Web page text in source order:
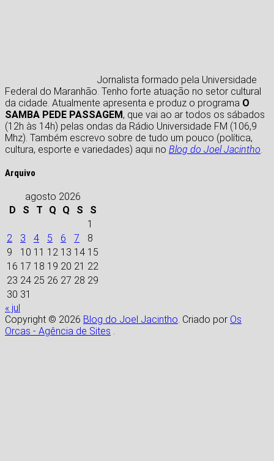
Jornalista formado pela Universidade
Federal do Maranhão. Tenho forte atuação no setor cultural
da cidade. Atualmente apresenta e produz o programa O
SAMBA PEDE PASSAGEM, que vai ao ar todos os sábados
(12h às 14h) pelas ondas da Rádio Universidade FM (106,9
Mhz). Também escrevo sobre de tudo um pouco (política,
cultura, esporte e variedades) aqui no Blog do Joel Jacintho.
Arquivo
agosto 2026
D
S T Q Q S
S
1
2
3 4 5 6 7
8
9
10 11 12 13 14 15
16 17 18 19 20 21 22
23 24 25 26 27 28 29
30 31
« jul
Copyright © 2026 Blog do Joel Jacintho. Criado por Os
Orcas - Agência de Sites .